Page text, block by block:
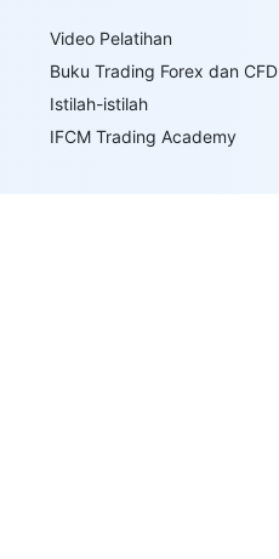
Video Pelatihan
Buku Trading Forex dan CFD
Istilah-istilah
IFCM Trading Academy